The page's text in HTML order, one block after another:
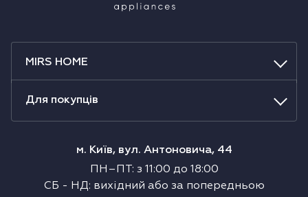
MIRS HOME
Для покупців
м. Київ, вул. Антоновича, 44
ПН–ПТ : з 11:00 до 18:00
СБ - НД: вихідний або за попередньою